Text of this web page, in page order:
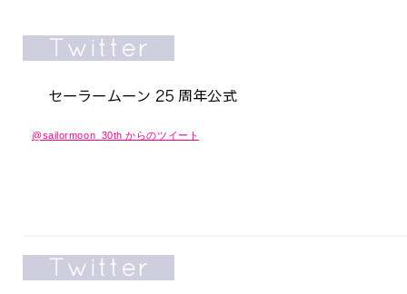
@sailormoon_30th からのツイート